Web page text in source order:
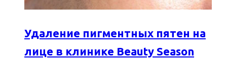
Удаление пигментных пятен на
лице в клинике Beauty Season